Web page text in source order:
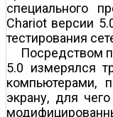
специального
Chariot версии
тестирования
Посредством
5.0 измерялся
компьютерами,
экрану, для